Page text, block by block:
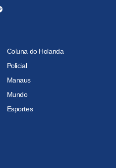
Coluna do Holanda
Policial
Manaus
Mundo
Esportes